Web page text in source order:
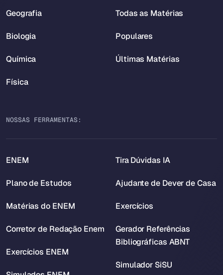
Geografia
Biologia
Química
Física
Todas as Matérias
Populares
Últimas Matérias
NOSSAS FERRAMENTAS:
ENEM
Plano de Estudos
Matérias do ENEM
Corretor de Redação Enem
Exercícios ENEM
Tira Dúvidas IA
Ajudante de Dever de Casa
Exercícios
Gerador Referências
Bibliográficas ABNT
Simulador SiSU